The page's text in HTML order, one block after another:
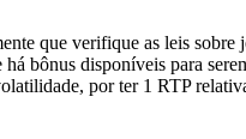
que verifique as leis
bônus disponíveis para
por ter 1 RTP